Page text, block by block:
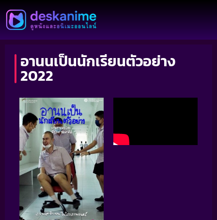
อานนเป็นนักเรียนตัวอย่าง
2022